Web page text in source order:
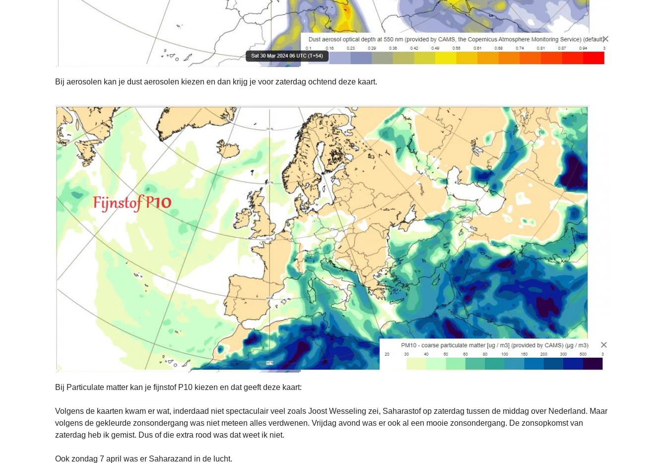
Bij aerosolen kan je dust aerosolen kiezen en dan krijg je voor zaterdag ochtend deze kaart.
Bij Particulate matter kan je fijnstof P10 kiezen en dat geeft deze kaart:
Volgens de kaarten kwam er wat, inderdaad niet spectaculair veel zoals Joost Wesseling zei, Saharastof op zaterdag tussen de middag over Nederland. Maar
volgens de gekleurde zonsondergang was niet meteen alles verdwenen. Vrijdag avond was er ook al een mooie zonsondergang. De zonsopkomst van
zaterdag heb ik gemist. Dus of die extra rood was dat weet ik niet.
Ook zondag 7 april was er Saharazand in de lucht.